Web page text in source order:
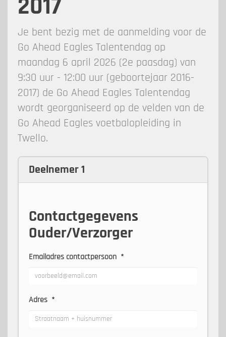
2017
Je bent bezig met de aanmelding voor de
Go Ahead Eagles Talentendag op
maandag 6 april 2026 (2e paasdag) van
9:30 uur - 12:00 uur (geboortejaar 2016-
2017) de Go Ahead Eagles Talentendag
wordt georganiseerd op de velden van de
Go Ahead Eagles voetbalopleiding in
Twello.
Deelnemer 1
Contactgegevens
Ouder/Verzorger
Emailadres contactpersoon *
Adres *